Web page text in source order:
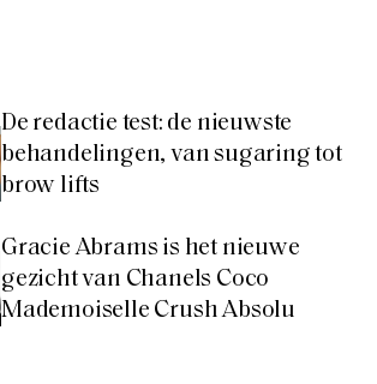
De redactie test: de nieuwste
behandelingen, van sugaring tot
brow lifts
Gracie Abrams is het nieuwe
gezicht van Chanels Coco
Mademoiselle Crush Absolu